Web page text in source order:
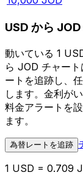
USD から
動いている 1
ら JOD チャー
ートを追跡し、
します。金利が
料金アラートを
ます。
為替レートを追跡
1 USD = 0.709